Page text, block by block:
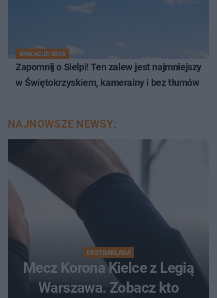
WAKACJE 2026
Zapomnij o Sielpi! Ten zalew jest najmniejszy
w Świętokrzyskiem, kameralny i bez tłumów
NAJNOWSZE NEWSY:
EKSTRAKLASA
Mecz Korona Kielce z Legią
Warszawa. Zobacz kto